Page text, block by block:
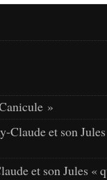
»
Claude et son
et son Jules «